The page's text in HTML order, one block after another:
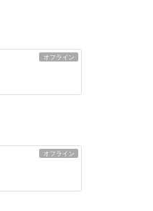
オフライン
オフライン